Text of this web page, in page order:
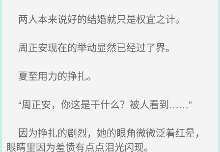
两人本来说好的结婚就只是权宜之计。
周正安现在的举动显然已经过了界。
夏至用力的挣扎。
“周正安，你这是干什么？被人看到……”
因为挣扎的剧烈，她的眼角微微泛着红晕，
眼睛里因为羞愤有点点泪光闪现。